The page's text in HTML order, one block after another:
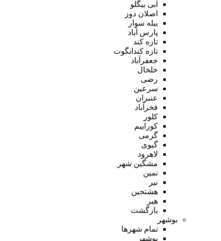
آبی بیگلو
اصلان دوز
بیله سوار
پارس آباد
تازه کند
تازه کندانگوت
جعفرآباد
خلخال
رضی
سرعین
عنبران
فخرآباد
کلور
کوراییم
گرمی
گیوی
لاهرود
مشگین شهر
نمین
نیر
هشتجین
هیر
بازگشت
بوشهر
تمام شهر‌ها
بوشهر